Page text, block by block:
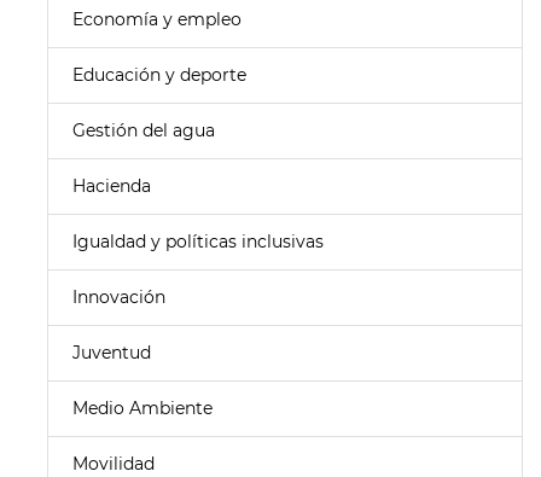
Economía y empleo
Educación y deporte
Gestión del agua
Hacienda
Igualdad y políticas inclusivas
Innovación
Juventud
Medio Ambiente
Movilidad